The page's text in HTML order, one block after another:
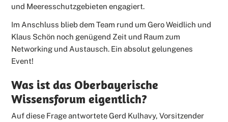
und Meeresschutzgebieten engagiert.
Im Anschluss blieb dem Team rund um Gero Weidlich und
Klaus Schön noch genügend Zeit und Raum zum
Networking und Austausch. Ein absolut gelungenes
Event!
Was ist das Oberbayerische
Wissensforum eigentlich?
Auf diese Frage antwortete Gerd Kulhavy, Vorsitzender